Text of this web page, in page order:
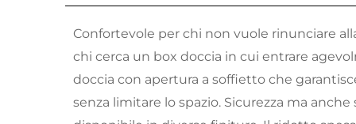
Confortevole per chi non vuole rinunciare
chi cerca un box doccia in cui entrare
doccia con apertura a soffietto che
senza limitare lo spazio. Sicurezza ma